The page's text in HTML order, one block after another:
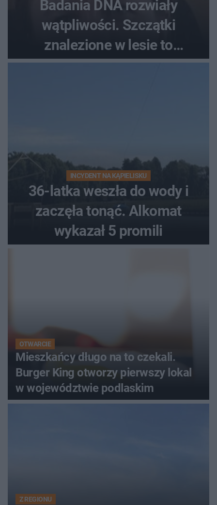
Badania DNA rozwiały
wątpliwości. Szczątki
znalezione w lesie to
zaginiona Jowita Zielińska
INCYDENT NA KĄPIELISKU
36-latka weszła do wody i
zaczęła tonąć. Alkomat
wykazał 5 promili
OTWARCIE
Mieszkańcy długo na to czekali.
Burger King otworzy pierwszy lokal
w województwie podlaskim
Z REGIONU